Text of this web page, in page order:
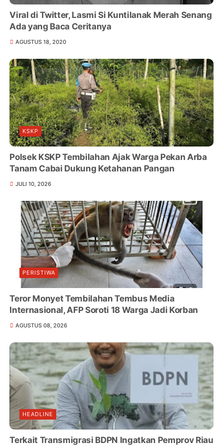
Viral di Twitter, Lasmi Si Kuntilanak Merah Senang
Ada yang Baca Ceritanya
AGUSTUS 18, 2020
KSKP
Polsek KSKP Tembilahan Ajak Warga Pekan Arba
Tanam Cabai Dukung Ketahanan Pangan
JULI 10, 2026
PERISTIWA
Teror Monyet Tembilahan Tembus Media
Internasional, AFP Soroti 18 Warga Jadi Korban
AGUSTUS 08, 2026
HEADLINE
Terkait Transmigrasi BDPN Ingatkan Pemprov Riau